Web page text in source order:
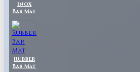
Inox
Bar Mat
Rubber
Bar Mat